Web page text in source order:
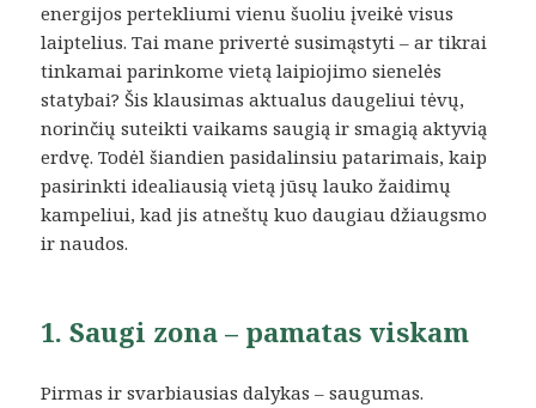
energijos pertekliumi vienu šuoliu įveikė visus
laiptelius. Tai mane privertė susimąstyti – ar tikrai
tinkamai parinkome vietą laipiojimo sienelės
statybai? Šis klausimas aktualus daugeliui tėvų,
norinčių suteikti vaikams saugią ir smagią aktyvią
erdvę. Todėl šiandien pasidalinsiu patarimais, kaip
pasirinkti idealiausią vietą jūsų lauko žaidimų
kampeliui, kad jis atneštų kuo daugiau džiaugsmo
ir naudos.
1. Saugi zona – pamatas viskam
Pirmas ir svarbiausias dalykas – saugumas.